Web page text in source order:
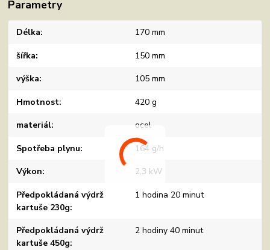
Parametry
Délka 170 mm
šířka 150 mm
výška 105 mm
Hmotnost 420 g
materiál ocel
Spotřeba plynu 164 g/h
Výkon 2,3 kW
Předpokládaná výdrž
kartuše 230g
1 hodina 20 minut
Předpokládaná výdrž
kartuše 450g
2 hodiny 40 minut